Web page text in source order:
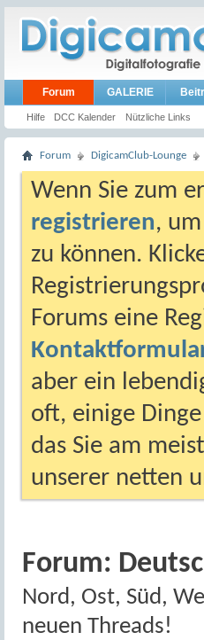
Forum
Hilfe DCC Kalender Nützliche Links
GALERIE
Forum DigicamClub-Lounge
Wenn Sie zum
registrieren,
zu können.
Forums eine
aber ein
oft, einige Dinge
das Sie am
unserer netten
Forum:
Nord, Ost, Süd,
neuen Threads!